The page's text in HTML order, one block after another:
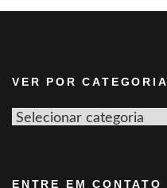
VER POR CATEGORIA
Ver
ENTRE EM CONTATO